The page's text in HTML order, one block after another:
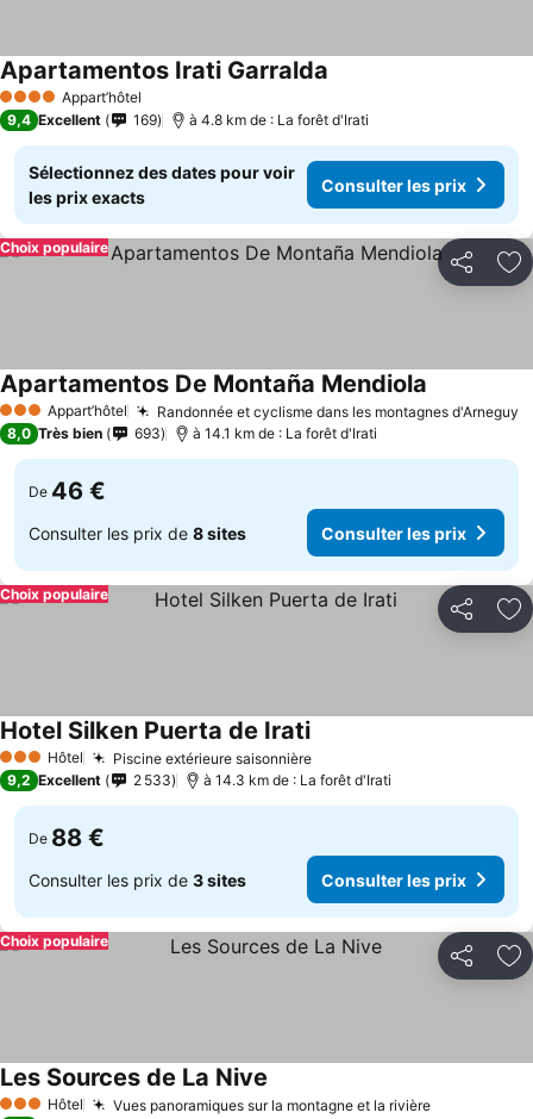
4 Étoiles Appart’hôtel
Apartamentos Irati Garralda
9,4 Excellent 169 à 4.8 km de : La forêt d'Irati
Sélectionnez des dates pour voir
les prix exacts
Consulter les prix
Partager
Choix populaire
3 ÉtoilesAppart’hôtel Randonnée et cyclisme dans les montagnes d'Arneguy
Apartamentos De Montaña Mendiola
8,0 Très bien 693 à 14.1 km de : La forêt d'Irati
De 46 €
Consulter les prix de 8 sites Consulter les prix
Partager
Choix populaire
3 ÉtoilesHôtel Piscine extérieure saisonnière
Hotel Silken Puerta de Irati
9,2 Excellent 2 533 à 14.3 km de : La forêt d'Irati
De 88 €
Consulter les prix de 3 sites Consulter les prix
Partager
Choix populaire
3 ÉtoilesHôtel Vues panoramiques sur la montagne et la rivière
Les Sources de La Nive